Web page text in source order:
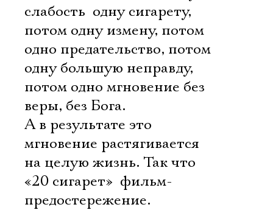
слабость  одну сигарету,
потом одну измену, потом
одно предательство, потом
одну большую неправду,
потом одно мгновение без
веры, без Бога.
А в результате это
мгновение растягивается
на целую жизнь. Так что
«20 сигарет»  фильм-
предостережение.